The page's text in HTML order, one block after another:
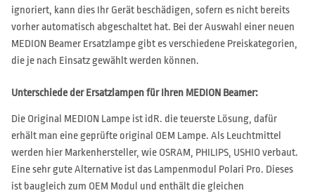
ignoriert, kann dies Ihr Gerät beschädigen, sofern es nicht bereits
vorher automatisch abgeschaltet hat. Bei der Auswahl einer neuen
MEDION Beamer Ersatzlampe gibt es verschiedene Preiskategorien,
die je nach Einsatz gewählt werden können.
Unterschiede der Ersatzlampen für Ihren MEDION Beamer:
Die Original MEDION Lampe ist idR. die teuerste Lösung, dafür
erhält man eine geprüfte original OEM Lampe. Als Leuchtmittel
werden hier Markenhersteller, wie OSRAM, PHILIPS, USHIO verbaut.
Eine sehr gute Alternative ist das Lampenmodul Polari Pro. Dieses
ist baugleich zum OEM Modul und enthält die gleichen